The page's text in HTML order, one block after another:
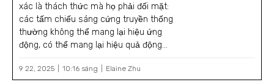
xác là thách thức mà họ phải đối mặt:
các tấm chiếu sáng cứng truyền thống
thường không thể mang lại hiệu ứng
động, có thể mang lại hiệu quả động...
9 22, 2025 10:16 sáng Elaine Zhu